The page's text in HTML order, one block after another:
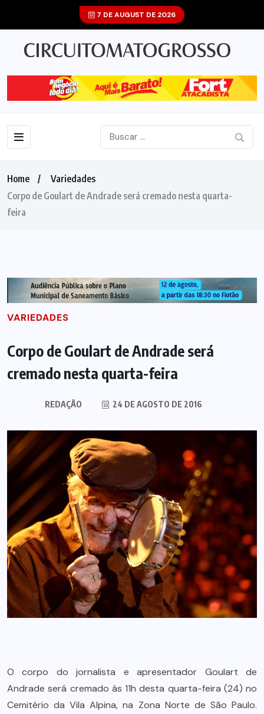
7 DE AUGUST DE 2026
Home
Variedades
Corpo de Goulart de Andrade será cremado nesta quarta-
feira
VARIEDADES
Corpo de Goulart de Andrade será
cremado nesta quarta-feira
REDAÇÃO 24 DE AGOSTO DE 2016
O corpo do jornalista e apresentador Goulart de
Andrade será cremado às 11h desta quarta-feira (24) no
Cemitério da Vila Alpina, na Zona Norte de São Paulo.